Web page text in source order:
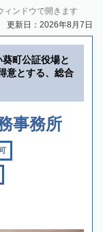
ィンドウで開きます
更新日：2026年8月7日
葵町公証役場と
意とする、総合
事務所